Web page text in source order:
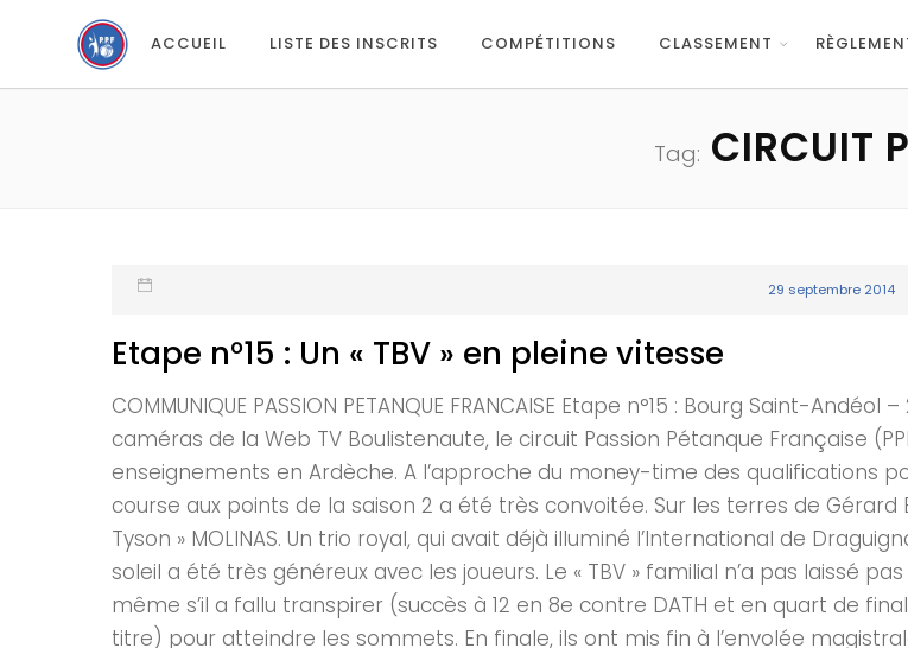
ACCUEIL LISTE DES INSCRITS COMPÉTITIONS CLASSEMENT
Tag: CIRCUIT
29 septembre 2014
Etape n°15 : Un « TBV » en pleine vitesse
COMMUNIQUE PASSION PETANQUE FRANCAISE Etape n°15 : Bourg Saint-
caméras de la Web TV Boulistenaute, le circuit Passion Pétanque Française
enseignements en Ardèche. A l’approche du money-time des qualifications
course aux points de la saison 2 a été très convoitée. Sur les terres de Gérard
Tyson » MOLINAS. Un trio royal, qui avait déjà illuminé l’International de
soleil a été très généreux avec les joueurs. Le « TBV » familial n’a pas laissé
même s’il a fallu transpirer (succès à 12 en 8e contre DATH et en quart de
titre) pour atteindre les sommets. En finale, ils ont mis fin à l’envolée